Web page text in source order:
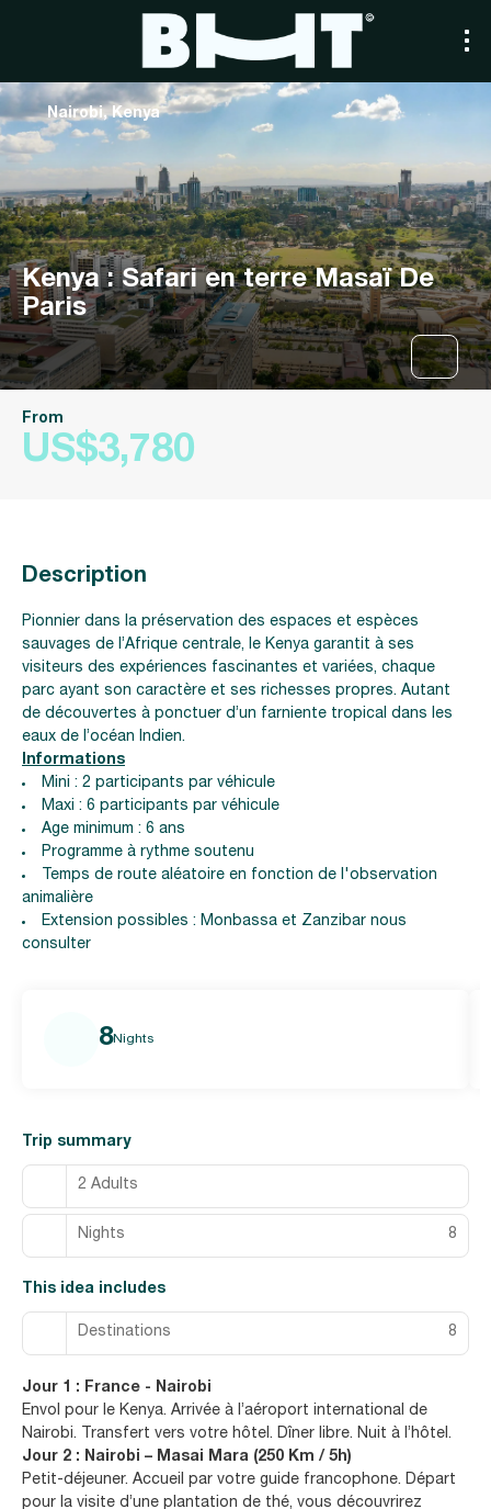
Kenya : Safari en terre Masaï De
Paris
Nairobi, Kenya
From
US$3,780
Description
Pionnier dans la préservation des espaces et espèces
sauvages de l’Afrique centrale, le Kenya garantit à ses
visiteurs des expériences fascinantes et variées, chaque
parc ayant son caractère et ses richesses propres. Autant
de découvertes à ponctuer d’un farniente tropical dans les
eaux de l’océan Indien.
Informations
Mini : 2 participants par véhicule
Maxi : 6 participants par véhicule
Age minimum : 6 ans
Programme à rythme soutenu
Temps de route aléatoire en fonction de l'observation
animalière
Extension possibles : Monbassa et Zanzibar nous
consulter
8Nights
Trip summary
2 Adults
Nights 8
This idea includes
Destinations 8
Jour 1 : France - Nairobi
Envol pour le Kenya. Arrivée à l’aéroport international de
Nairobi. Transfert vers votre hôtel. Dîner libre. Nuit à l’hôtel.
Jour 2 : Nairobi – Masai Mara (250 Km / 5h)
Petit-déjeuner. Accueil par votre guide francophone. Départ
pour la visite d’une plantation de thé, vous découvrirez